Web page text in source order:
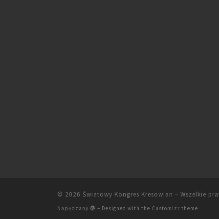
© 2026 Światowy Kongres Kresowian – Wszelkie
Napędzany – Designed with the Customizr theme